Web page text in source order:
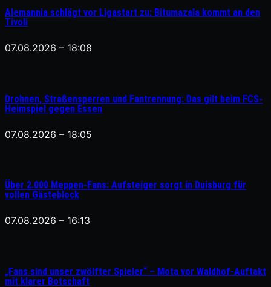
Alemannia schlägt vor Ligastart zu: Bitumazala kommt an den
Tivoli
07.08.2026 – 18:08
Drohnen, Straßensperren und Fantrennung: Das gilt beim FCS-
Heimspiel gegen Essen
07.08.2026 – 18:05
Über 2.000 Meppen-Fans: Aufsteiger sorgt in Duisburg für
vollen Gästeblock
07.08.2026 – 16:13
„Fans sind unser zwölfter Spieler“ – Mota vor Waldhof-Auftakt
mit klarer Botschaft